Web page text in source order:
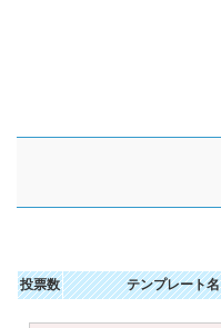
投票数 テンプレート名